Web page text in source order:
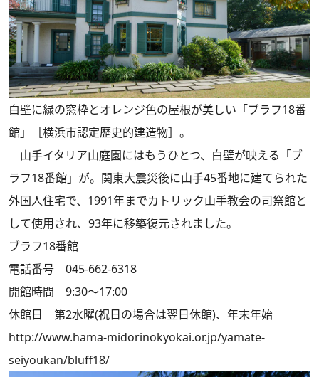
白壁に緑の窓枠とオレンジ色の屋根が美しい「ブラフ18番
館」［横浜市認定歴史的建造物］。
山手イタリア山庭園にはもうひとつ、白壁が映える「ブ
ラフ18番館」が。関東大震災後に山手45番地に建てられた
外国人住宅で、1991年までカトリック山手教会の司祭館と
して使用され、93年に移築復元されました。
ブラフ18番館
電話番号 045-662-6318
開館時間 9:30～17:00
休館日 第2水曜(祝日の場合は翌日休館)、年末年始
http://www.hama-midorinokyokai.or.jp/yamate-
seiyoukan/bluff18/